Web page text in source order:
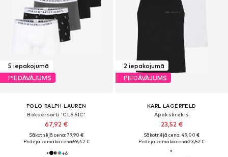
5 iepakojumā
PIEDĀVĀJUMS
POLO RALPH LAUREN
Bokseršorti 'CLSSIC'
67,92 €
Sākotnējā cena: 79,90 €
Pēdējā zemākā cena:59,42 €
+6
2 iepakojumā
PIEDĀVĀJUMS
KARL LAGERFELD
Apakškrekls
23,52 €
Sākotnējā cena: 49,00 €
Pēdējā zemākā cena:23,52 €